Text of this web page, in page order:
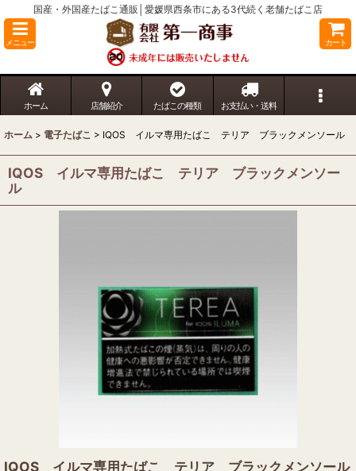
国産・外国産たばこ通販│愛媛県西条市にある3代続く老舗たばこ店
メニュー カート
ホーム 店舗紹介 たばこの種類 お支払い・送料
ホーム > 電子たばこ > IQOS イルマ専用たばこ テリア ブラックメンソール
IQOS イルマ専用たばこ テリア ブラックメンソー
ル
IQOS イルマ専用たばこ テリア ブラックメンソール